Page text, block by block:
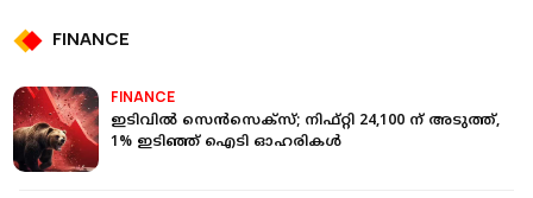
FINANCE
FINANCE
ഇടിവില്‍ സെന്‍സെക്‌സ്; നിഫ്റ്റി 24,100 ന് അടുത്ത്,
1% ഇടിഞ്ഞ് ഐടി ഓഹരികള്‍